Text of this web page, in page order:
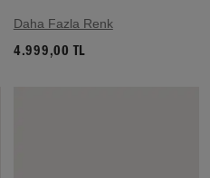
Daha Fazla Renk
4.999,00 TL